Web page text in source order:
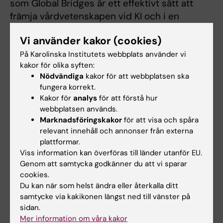
som Global Bridges är ett effektivt sätt att
främja vårdvetenskapen vid KI och i en
Ing-Mari Dohrn, docent (vänster) och Hanna Johansson, postdoktor
(höger), avdelningen för fysioterapi, NVS. Foto: Bo Bergman och
Vi använder kakor (cookies)
På Karolinska Institutets webbplats använder vi
kakor för olika syften:
Nödvändiga kakor för att webbplatsen ska
fungera korrekt.
Kakor för analys för att förstå hur
webbplatsen används.
Marknadsföringskakor för att visa och spåra
relevant innehåll och annonser från externa
plattformar.
Viss information kan överföras till länder utanför EU.
Genom att samtycka godkänner du att vi sparar
cookies.
Du kan när som helst ändra eller återkalla ditt
samtycke via kakikonen längst ned till vänster på
sidan.
Mer information om våra kakor